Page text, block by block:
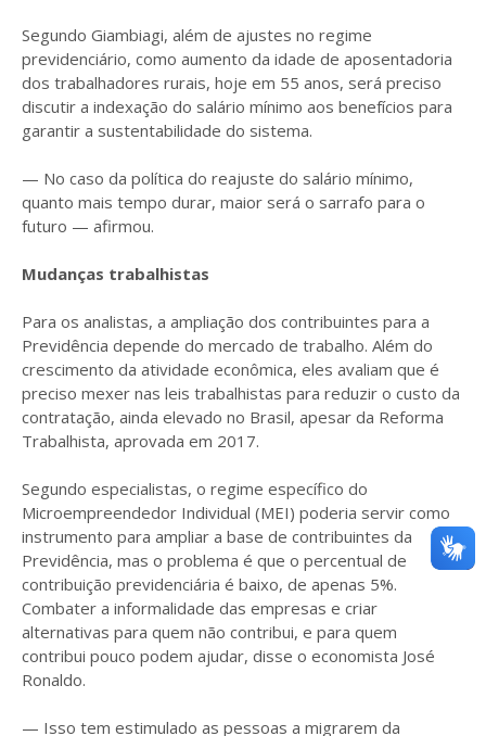
Segundo Giambiagi, além de ajustes no regime
previdenciário, como aumento da idade de aposentadoria
dos trabalhadores rurais, hoje em 55 anos, será preciso
discutir a indexação do salário mínimo aos benefícios para
garantir a sustentabilidade do sistema.
— No caso da política do reajuste do salário mínimo,
quanto mais tempo durar, maior será o sarrafo para o
futuro — afirmou.
Mudanças trabalhistas
Para os analistas, a ampliação dos contribuintes para a
Previdência depende do mercado de trabalho. Além do
crescimento da atividade econômica, eles avaliam que é
preciso mexer nas leis trabalhistas para reduzir o custo da
contratação, ainda elevado no Brasil, apesar da Reforma
Trabalhista, aprovada em 2017.
Segundo especialistas, o regime específico do
Microempreendedor Individual (MEI) poderia servir como
instrumento para ampliar a base de contribuintes da
Previdência, mas o problema é que o percentual de
contribuição previdenciária é baixo, de apenas 5%.
Combater a informalidade das empresas e criar
alternativas para quem não contribui, e para quem
contribui pouco podem ajudar, disse o economista José
Ronaldo.
— Isso tem estimulado as pessoas a migrarem da